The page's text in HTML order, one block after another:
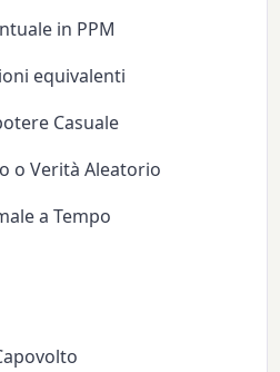
in PPM
equivalenti
Casuale
o Verità Aleatorio
a Tempo